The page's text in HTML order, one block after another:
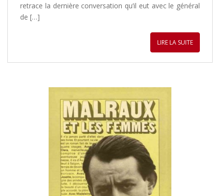
retrace la dernière conversation qu’il eut avec le général
de […]
LIRE LA SUITE